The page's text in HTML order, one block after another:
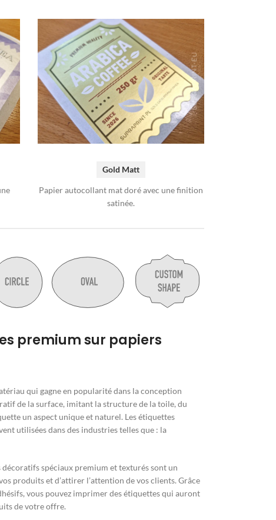
Gold Matt
Papier autocollant mat doré avec une finition
satinée.
premium sur papiers
qui gagne en popularité dans la conception
de la surface, imitant la structure de la toile, du
un aspect unique et naturel. Les étiquettes
utilisées dans des industries telles que : la
spéciaux premium et texturés sont un
produits et d’attirer l’attention de vos clients. Grâce
vous pouvez imprimer des étiquettes qui auront
de votre offre.